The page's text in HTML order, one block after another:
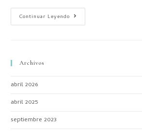
Continuar Leyendo
Archivos
abril 2026
abril 2025
septiembre 2023